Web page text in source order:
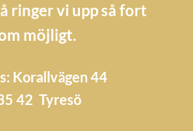
ringer vi upp så fort
möjligt.
Korallvägen 44
42 Tyresö